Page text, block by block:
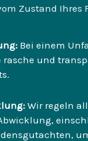
Zustand Ihres
Bei einem
und
Wir regeln